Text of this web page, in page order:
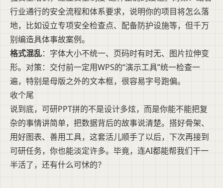
行业通行的安全流程和体系要求，说明你的项目将怎么落
地，比如设立专项安全检查点、配备防护设施等，但千万
别编造具体事故案例。
格式混乱：字体大小不统一、页码时有时无、图片拉伸变
形。对策：交付前一定用WPS的“演示工具”统一检查一
遍，特别是母版之外的文本框，很容易字号跑偏。
收个尾
说到底，可研PPT拼的不是设计多炫，而是你能不能把复
杂的事情讲简单，把数据背后的故事说清楚。搭好骨架、
用好图表、善用工具，这套活儿顺手了以后，下次再接到
可研任务，你也能淡定许多。毕竟，连AI都能帮我们干一
半活了，还有什么可怵的？